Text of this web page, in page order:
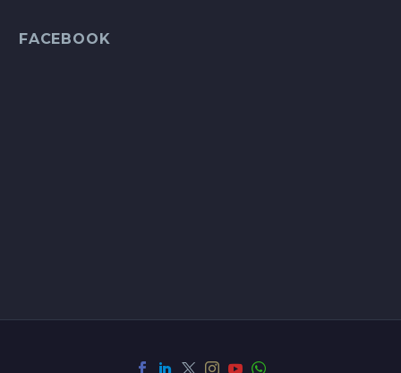
FACEBOOK